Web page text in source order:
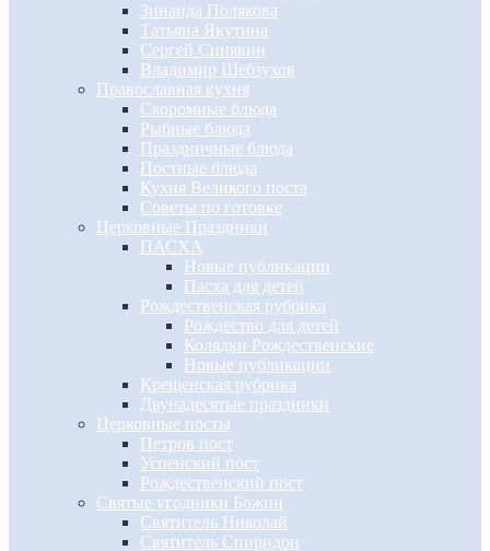
Зинаида Полякова
Татьяна Якутина
Сергей Синявин
Владимир Шебзухов
Православная кухня
Скоромные блюда
Рыбные блюда
Праздничные блюда
Постные блюда
Кухня Великого поста
Советы по готовке
Церковные Праздники
ПАСХА
Новые публикации
Пасха для детей
Рождественская рубрика
Рождество для детей
Колядки Рождественские
Новые публикации
Крещенская рубрика
Двунадесятые праздники
Церковные посты
Петров пост
Успенский пост
Рождественский пост
Святые угодники Божии
Святитель Николай
Святитель Спиридон